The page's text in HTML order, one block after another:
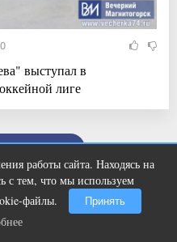
выступал в
лиге
ещё
работы сайта. Находясь на
с тем, что мы используем
файлы.
Принять
рака: на такое
внимание, а зря!